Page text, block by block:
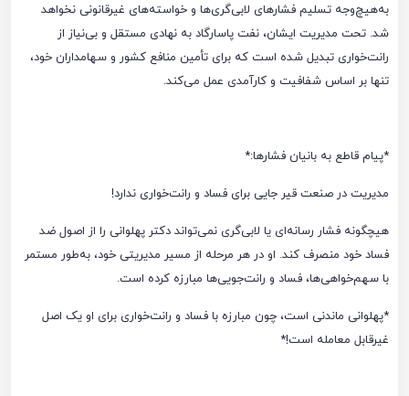
به‌هیچ‌وجه تسلیم فشارهای لابی‌گری‌ها و خواسته‌های غیرقانونی نخواهد
شد. تحت مدیریت ایشان، نفت پاسارگاد به نهادی مستقل و بی‌نیاز از
رانت‌خواری تبدیل شده است که برای تأمین منافع کشور و سهامداران خود،
تنها بر اساس شفافیت و کارآمدی عمل می‌کند.
*پیام قاطع به بانیان فشارها:*
مدیریت در صنعت قیر جایی برای فساد و رانت‌خواری ندارد!
هیچگونه فشار رسانه‌ای یا لابی‌گری نمی‌تواند دکتر پهلوانی را از اصول ضد
فساد خود منصرف کند. او در هر مرحله از مسیر مدیریتی خود، به‌طور مستمر
با سهم‌خواهی‌ها، فساد و رانت‌جویی‌ها مبارزه کرده است.
*پهلوانی ماندنی است، چون مبارزه با فساد و رانت‌خواری برای او یک اصل
غیرقابل معامله است!*